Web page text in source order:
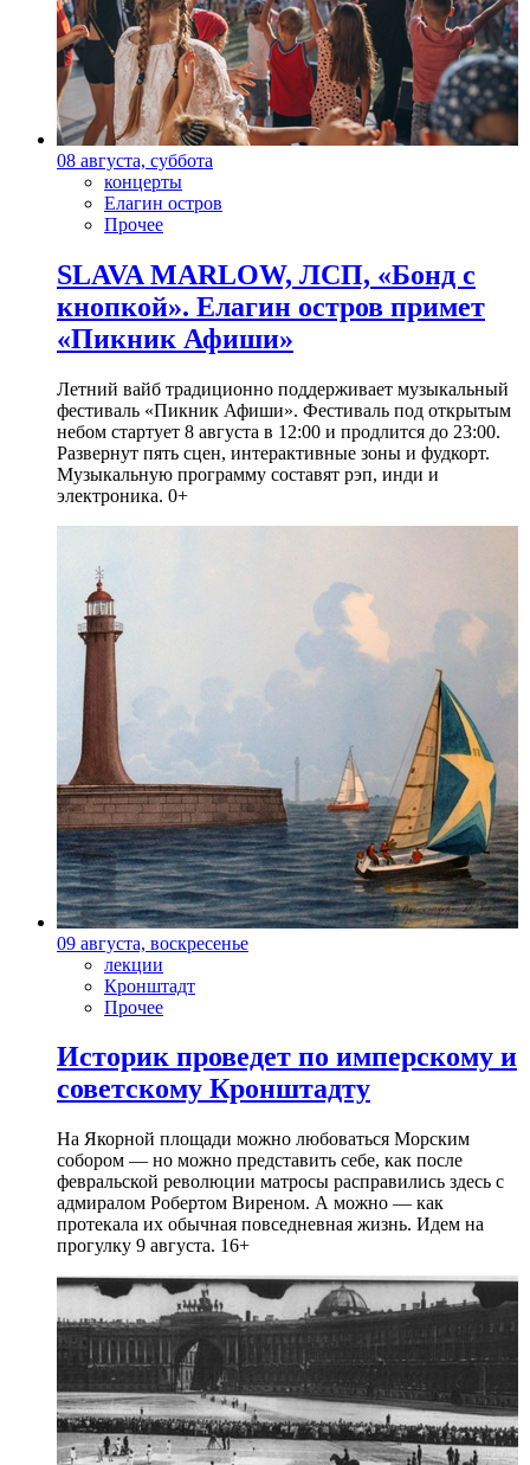
08 августа, суббота
концерты
Елагин остров
Прочее
SLAVA MARLOW, ЛСП, «Бонд с
кнопкой». Елагин остров примет
«Пикник Афиши»
Летний вайб традиционно поддерживает музыкальный
фестиваль «Пикник Афиши». Фестиваль под открытым
небом стартует 8 августа в 12:00 и продлится до 23:00.
Развернут пять сцен, интерактивные зоны и фудкорт.
Музыкальную программу составят рэп, инди и
электроника. 0+
09 августа, воскресенье
лекции
Кронштадт
Прочее
Историк проведет по имперскому и
советскому Кронштадту
На Якорной площади можно любоваться Морским
собором — но можно представить себе, как после
февральской революции матросы расправились здесь с
адмиралом Робертом Виреном. А можно — как
протекала их обычная повседневная жизнь. Идем на
прогулку 9 августа. 16+